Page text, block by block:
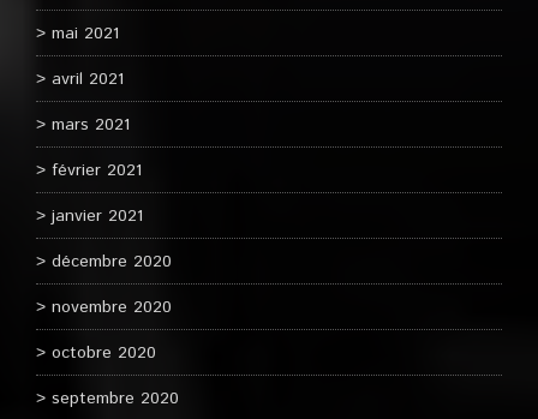
mai 2021
avril 2021
mars 2021
février 2021
janvier 2021
décembre 2020
novembre 2020
octobre 2020
septembre 2020